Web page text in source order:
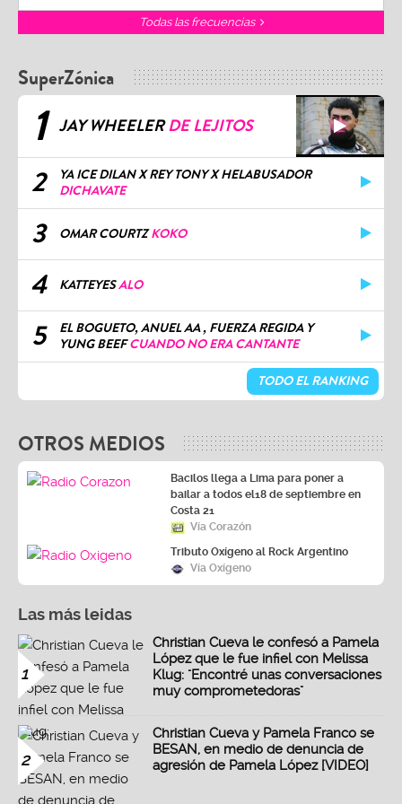
Todas las frecuencias
SuperZónica
1 JAY WHEELERDE LEJITOS
2
YA ICE DILAN X REY TONY X HELABUSADOR
DICHAVATE
3 OMAR COURTZKOKO
4 KATTEYESALO
5
EL BOGUETO, ANUEL AA , FUERZA REGIDA Y
YUNG BEEFCUANDO NO ERA CANTANTE
TODO EL RANKING
OTROS MEDIOS
Bacilos llega a Lima para poner a
bailar a todos el18 de septiembre en
Costa 21
Vía Corazón
Tributo Oxígeno al Rock Argentino
Vía Oxígeno
Las más leidas
1
Christian Cueva le confesó a Pamela
López que le fue infiel con Melissa
Klug: "Encontré unas conversaciones
muy comprometedoras"
2
Christian Cueva y Pamela Franco se
BESAN, en medio de denuncia de
agresión de Pamela López [VIDEO]